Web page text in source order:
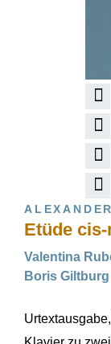
Etüde
Valentina
Boris